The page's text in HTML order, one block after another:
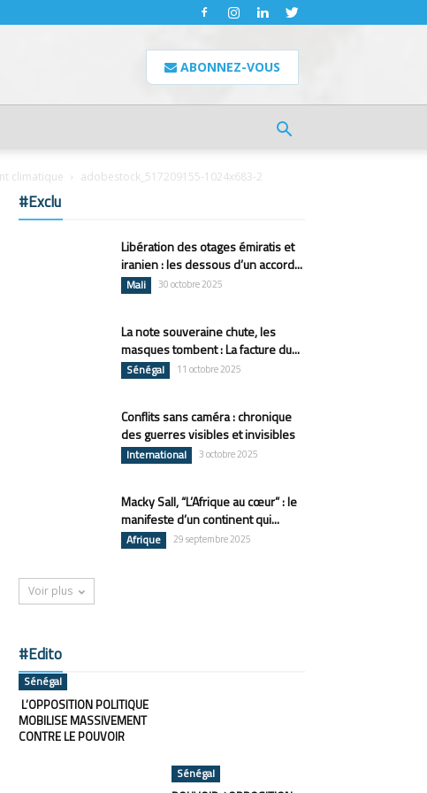
ABONNEZ-VOUS
climatique adobestock_517209155-1024x683-2
#Exclu
Libération des otages émiratis et
iranien : les dessous d’un accord...
Mali 30 octobre 2025
La note souveraine chute, les
masques tombent : La facture du...
Sénégal 11 octobre 2025
Conflits sans caméra : chronique
des guerres visibles et invisibles
International 3 octobre 2025
Macky Sall, “L’Afrique au cœur” : le
manifeste d’un continent qui...
Afrique 29 septembre 2025
Voir plus
#Edito
Sénégal
L’OPPOSITION POLITIQUE
MOBILISE MASSIVEMENT
CONTRE LE POUVOIR
Sénégal